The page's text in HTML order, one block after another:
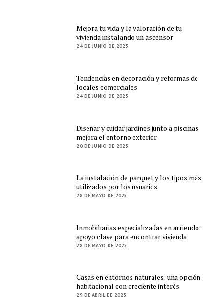
Mejora tu vida y la valoración de tu
vivienda instalando un ascensor
24 DE JUNIO DE 2025
Tendencias en decoración y reformas de
locales comerciales
24 DE JUNIO DE 2025
Diseñar y cuidar jardines junto a piscinas
mejora el entorno exterior
20 DE JUNIO DE 2025
La instalación de parquet y los tipos más
utilizados por los usuarios
28 DE MAYO DE 2025
Inmobiliarias especializadas en arriendo:
apoyo clave para encontrar vivienda
28 DE MAYO DE 2025
Casas en entornos naturales: una opción
habitacional con creciente interés
29 DE ABRIL DE 2025